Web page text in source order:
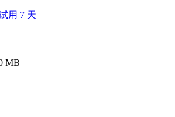
用 7 天
MB